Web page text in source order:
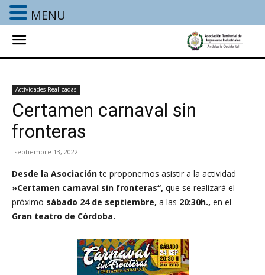
Actividades Realizadas
Certamen carnaval sin
fronteras
septiembre 13, 2022
Desde la Asociaciónte proponemos asistir a la actividad
»Certamen carnaval sin fronteras‘‘, que se realizará el
próximo sábado 24 de septiembre, a las 20:30h., en el
Gran teatro de Córdoba.
MENU